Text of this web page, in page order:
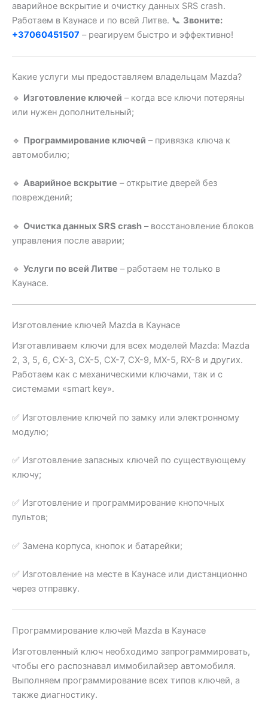
аварийное вскрытие и очистку данных SRS crash.
Работаем в Каунасе и по всей Литве. 📞 Звоните:
+37060451507 – реагируем быстро и эффективно!
Какие услуги мы предоставляем владельцам Mazda?
🔹 Изготовление ключей – когда все ключи потеряны
или нужен дополнительный;
🔹 Программирование ключей – привязка ключа к
автомобилю;
🔹 Аварийное вскрытие – открытие дверей без
повреждений;
🔹 Очистка данных SRS crash – восстановление блоков
управления после аварии;
🔹 Услуги по всей Литве – работаем не только в
Каунасе.
Изготовление ключей Mazda в Каунасе
Изготавливаем ключи для всех моделей Mazda: Mazda
2, 3, 5, 6, CX-3, CX-5, CX-7, CX-9, MX-5, RX-8 и других.
Работаем как с механическими ключами, так и с
системами «smart key».
✅ Изготовление ключей по замку или электронному
модулю;
✅ Изготовление запасных ключей по существующему
ключу;
✅ Изготовление и программирование кнопочных
пультов;
✅ Замена корпуса, кнопок и батарейки;
✅ Изготовление на месте в Каунасе или дистанционно
через отправку.
Программирование ключей Mazda в Каунасе
Изготовленный ключ необходимо запрограммировать,
чтобы его распознавал иммобилайзер автомобиля.
Выполняем программирование всех типов ключей, а
также диагностику.